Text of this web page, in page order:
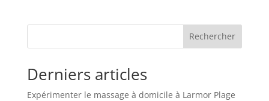
75,00 €
Rechercher
Derniers articles
Expérimenter le massage à domicile à Larmor Plage